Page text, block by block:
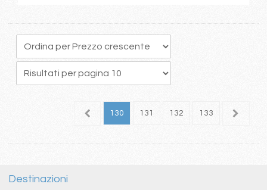
129 130 131 132 133 134
Destinazioni